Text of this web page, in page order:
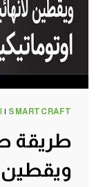
SMARTCRAFT
|
طريقة
ويقطين